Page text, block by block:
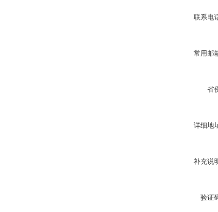
联系电
常用邮
省
详细地
补充说
验证